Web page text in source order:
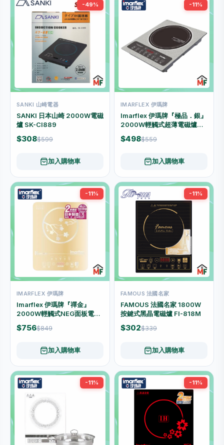
-49%
SANKI 山崎電器
SANKI 日本山崎 2000W電磁
爐 SK-CI889
$308$599
加入購物車
-11%
IMARFLEX 伊瑪牌
Imarflex 伊瑪牌『極品．銀』
2000W輕觸式超薄電磁爐
IIH-2076S
$498$559
加入購物車
-11%
IMARFLEX 伊瑪牌
Imarflex 伊瑪牌『禪金』
2000W輕觸式NEG面板電磁
爐 IIH-2031G
$756$849
加入購物車
-11%
FAMOUS 法國名家
FAMOUS 法國名家 1800W
按鍵式黑晶電磁爐 FI-818M
$302$339
加入購物車
-11% -11%